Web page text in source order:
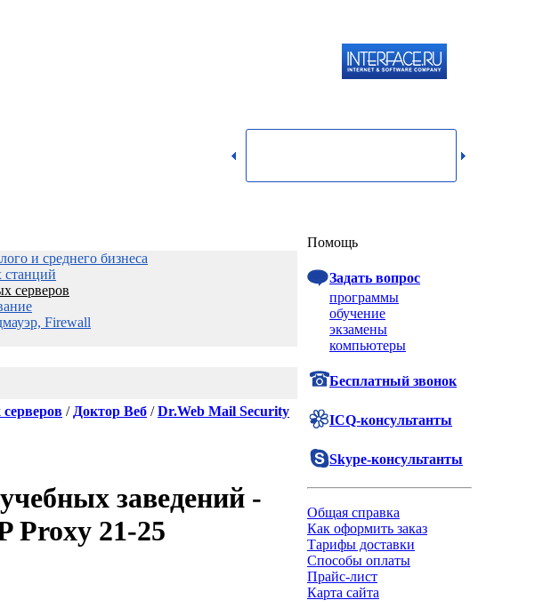
и среднего бизнеса
станций
серверов
Firewall
/ Доктор Веб /Dr.Web Mail Security
заведений -
Proxy 21-25
Помощь
Задать вопрос
программы
обучение
экзамены
компьютеры
Бесплатный звонок
ICQ-консультанты
Skype-консультанты
Общая справка
Как оформить заказ
Тарифы доставки
Способы оплаты
Прайс-лист
Карта сайта